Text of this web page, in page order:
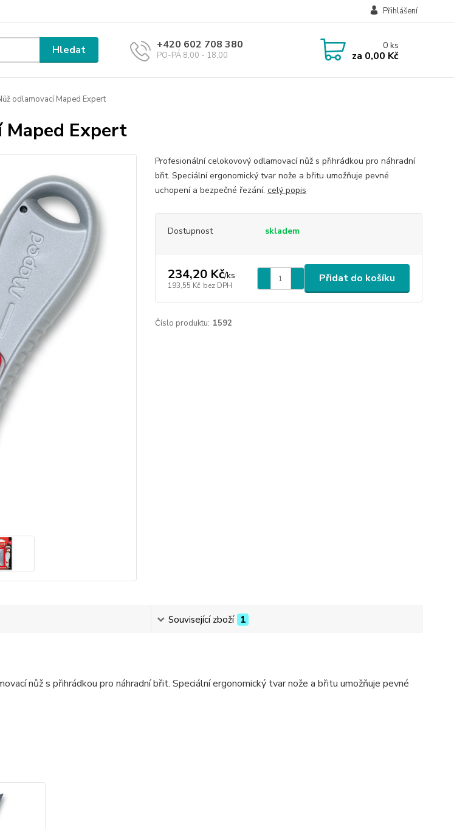
Přihlášení
Hledat +420 602 708 380
PO-PÁ 8,00 - 18,00
0ks
za 0,00 Kč
odlamovací Maped Expert
Maped Expert
Profesionální celokovový odlamovací nůž s přihrádkou pro náhradní
břit. Speciální ergonomický tvar nože a břitu umožňuje pevné
uchopení a bezpečné řezání. celý popis
Dostupnost skladem
234,20 Kč/ks
193,55 Kč bez DPH
Přidat do košíku
Číslo produktu: 1592
Související zboží 1
nůž s přihrádkou pro náhradní břit. Speciální ergonomický tvar nože a břitu umožňuje pevné